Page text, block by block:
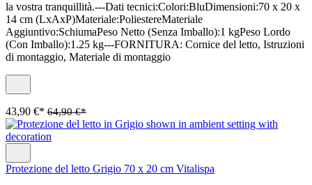
la vostra tranquillità.---Dati tecnici:Colori:BluDimensioni:70 x 20 x
14 cm (LxAxP)Materiale:PoliestereMateriale
Aggiuntivo:SchiumaPeso Netto (Senza Imballo):1 kgPeso Lordo
(Con Imballo):1.25 kg---FORNITURA: Cornice del letto, Istruzioni
di montaggio, Materiale di montaggio
43,90 €* 64,90 €*
Protezione del letto Grigio 70 x 20 cm Vitalispa